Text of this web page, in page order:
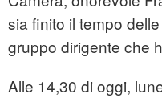
sia finito il tempo
gruppo dirigente che
Alle 14,30 di oggi,